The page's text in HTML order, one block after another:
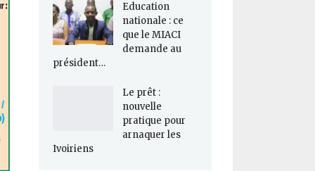
Education
nationale : ce
que le MIACI
demande au
président…
Le prêt :
nouvelle
pratique pour
arnaquer les
Ivoiriens